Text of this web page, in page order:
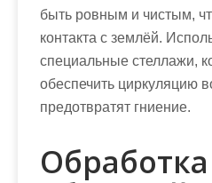
быть ровным и чистым,
контакта с землёй.
специальные стеллажи,
обеспечить циркуляцию
предотвратят гниение.